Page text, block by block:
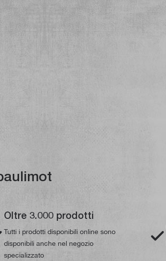
Oltre 3.000 prodotti
Tutti i prodotti disponibili online sono
disponibili anche nel negozio
specializzato